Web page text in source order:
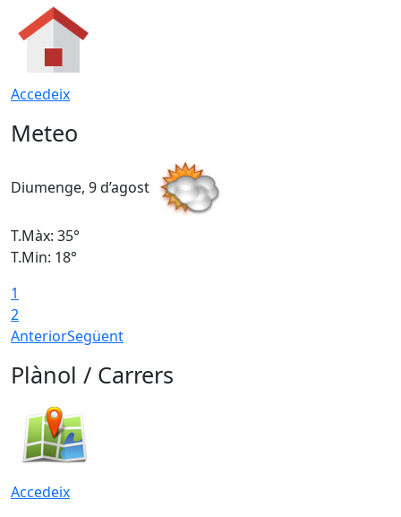
Accedeix
Meteo
Diumenge, 9 d’agost
T.Màx: 35°
T.Min: 18°
1
2
AnteriorSegüent
Plànol / Carrers
Accedeix